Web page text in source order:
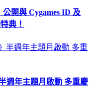
公開與 Cygames ID 及
典！
週年主題月啟動 多重慶